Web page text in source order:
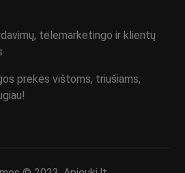
telemarketingo ir klientų
prekės vištoms, triušiams,